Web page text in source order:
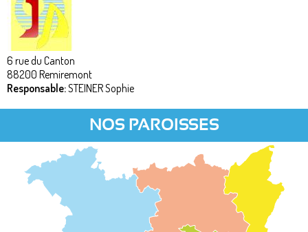
6 rue du Canton
88200 Remiremont
Responsable:STEINER Sophie
NOS PAROISSES